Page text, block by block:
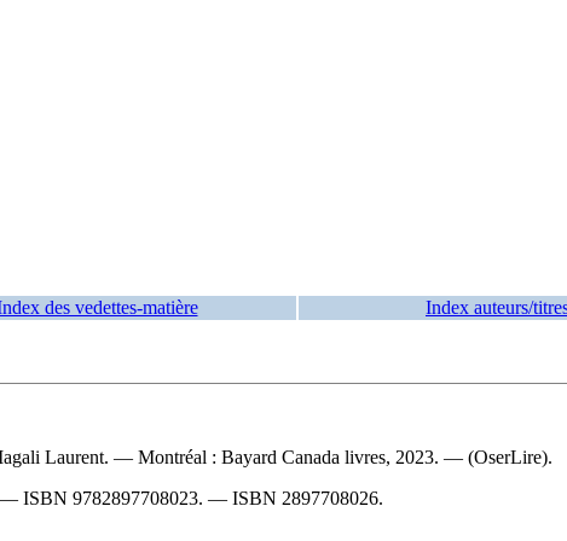
des vedettes-matière Index auteurs/
Laurent. — Montréal : Bayard Canada livres, 2023. — (OserLire).
— ISBN 9782897708023. — ISBN 2897708026.